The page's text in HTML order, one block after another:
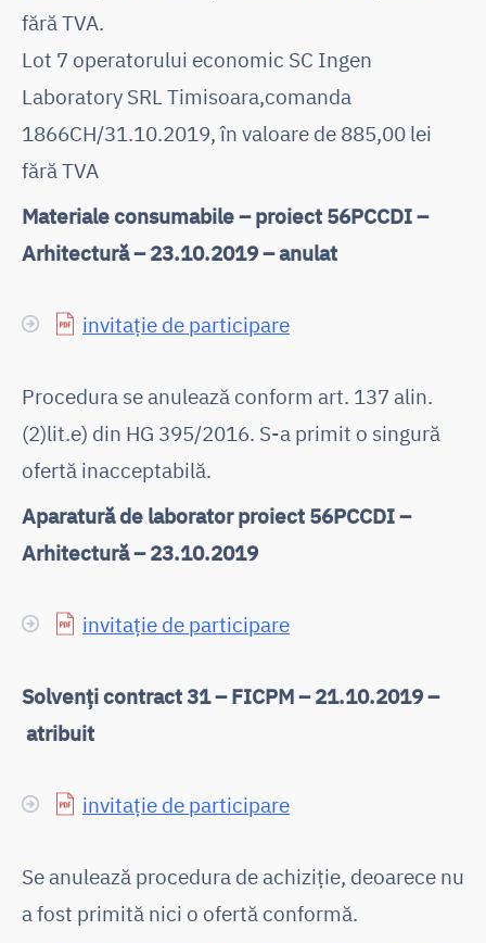
fără TVA.
Lot 7 operatorului economic SC Ingen
Laboratory SRL Timisoara,comanda
1866CH/31.10.2019, în valoare de 885,00 lei
fără TVA
Materiale consumabile – proiect 56PCCDI –
Arhitectură – 23.10.2019 – anulat
invitație de participare
Procedura se anulează conform art. 137 alin.
(2)lit.e) din HG 395/2016. S-a primit o singură
ofertă inacceptabilă.
Aparatură de laborator proiect 56PCCDI –
Arhitectură – 23.10.2019
invitație de participare
Solvenți contract 31 – FICPM – 21.10.2019 –
atribuit
invitație de participare
Se anulează procedura de achiziție, deoarece nu
a fost primită nici o ofertă conformă.